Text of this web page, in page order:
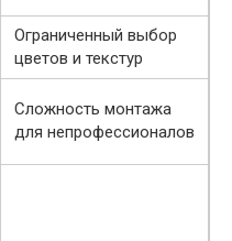
Ограниченный выбор
цветов и текстур
Сложность монтажа
для непрофессионалов